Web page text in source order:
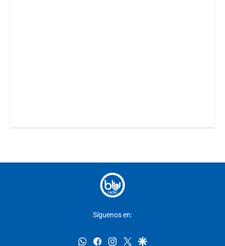
Síguenos en:
whatsappfacebookinstagram
twittergoogle